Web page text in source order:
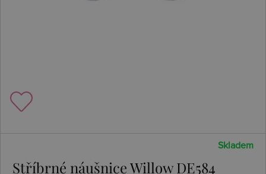
Skladem
Stříbrné náušnice Willow DE584